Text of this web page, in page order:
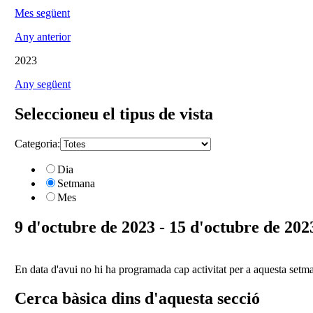
Mes següent
Any anterior
2023
Any següent
Seleccioneu el tipus de vista
Categoria:
Dia
Setmana
Mes
9 d'octubre de 2023 - 15 d'octubre de
En data d'avui no hi ha programada cap activitat per a aquesta
Cerca bàsica dins d'aquesta secció